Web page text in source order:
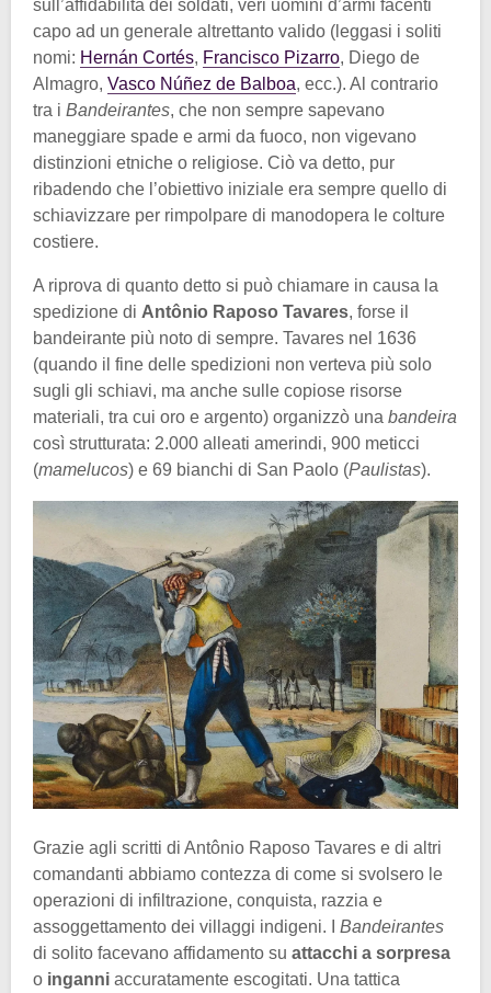
sull’affidabilità dei soldati, veri uomini d’armi facenti
capo ad un generale altrettanto valido (leggasi i soliti
nomi: Hernán Cortés, Francisco Pizarro, Diego de
Almagro, Vasco Núñez de Balboa, ecc.). Al contrario
tra i Bandeirantes, che non sempre sapevano
maneggiare spade e armi da fuoco, non vigevano
distinzioni etniche o religiose. Ciò va detto, pur
ribadendo che l’obiettivo iniziale era sempre quello di
schiavizzare per rimpolpare di manodopera le colture
costiere.
A riprova di quanto detto si può chiamare in causa la
spedizione di Antônio Raposo Tavares, forse il
bandeirante più noto di sempre. Tavares nel 1636
(quando il fine delle spedizioni non verteva più solo
sugli gli schiavi, ma anche sulle copiose risorse
materiali, tra cui oro e argento) organizzò una bandeira
così strutturata: 2.000 alleati amerindi, 900 meticci
(mamelucos) e 69 bianchi di San Paolo (Paulistas).
Grazie agli scritti di Antônio Raposo Tavares e di altri
comandanti abbiamo contezza di come si svolsero le
operazioni di infiltrazione, conquista, razzia e
assoggettamento dei villaggi indigeni. I Bandeirantes
di solito facevano affidamento su attacchi a sorpresa
o inganni accuratamente escogitati. Una tattica